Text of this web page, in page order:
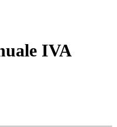
IVA